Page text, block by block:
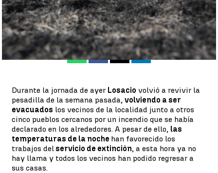
Antena 3 Noticias
Publicado:25 de julio de 2022, 16:27
WhatsappFacebook
X Linkedin
Durante la jornada de ayer Losacio volvió a revivir la
pesadilla de la semana pasada, volviendo a ser
evacuados los vecinos de la localidad junto a otros
cinco pueblos cercanos por un incendio que se había
declarado en los alrededores. A pesar de ello, las
temperaturas de la noche han favorecido los
trabajos delservicio de extinción, a esta hora ya no
hay llama y todos los vecinos han podido regresar a
sus casas.